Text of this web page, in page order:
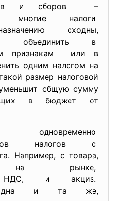
и сборов –
налоги
сходны,
в
признакам или в
одним налогом на
размер налоговой
общую сумму
в бюджет от
налогов с
Например, с товара,
на рынке,
НДС, и акциз.
и та же,